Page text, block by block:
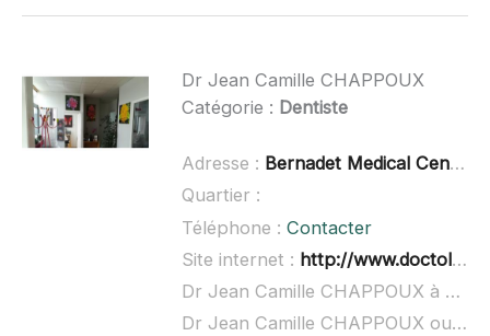
Dr Jean Camille CHAPPOUX
Catégorie : Dentiste
Adresse : Bernadet Medical Center, 32 Route de Toulouse, 31830 Plaisance-d
Quartier :
Téléphone : Contacter
Site internet : http://www.doctolib.fr/dentiste/plaisance-du-touch/jean-camille-chappoux
Dr Jean Camille CHAPPOUX à domicile :
Dr Jean Camille CHAPPOUX ouvert dimanche :